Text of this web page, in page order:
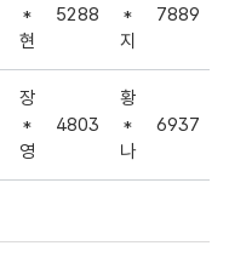
*
현
5288
*
지
7889
장
*
영
4803
황
*
나
6937